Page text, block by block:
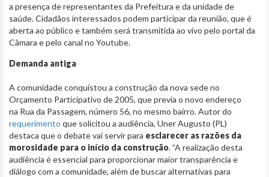
a presença de representantes da Prefeitura e da unidade de
saúde. Cidadãos interessados podem participar da reunião, que é
aberta ao público e também será transmitida ao vivo pelo portal da
Câmara e pelo canal no Youtube.
Demanda antiga
A comunidade conquistou a construção da nova sede no
Orçamento Participativo de 2005, que previa o novo endereço
na Rua da Passagem, número 56, no mesmo bairro. Autor do
requerimento que solicitou a audiência, Uner Augusto (PL)
destaca que o debate vai servir para esclarecer as razões da
morosidade para o início da construção. ”A realização desta
audiência é essencial para proporcionar maior transparência e
diálogo com a comunidade, além de buscar alternativas para